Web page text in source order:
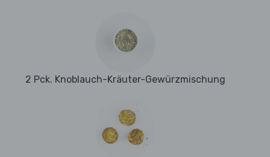
2 Pck. Knoblauch-Kräuter-Gewürzmischung